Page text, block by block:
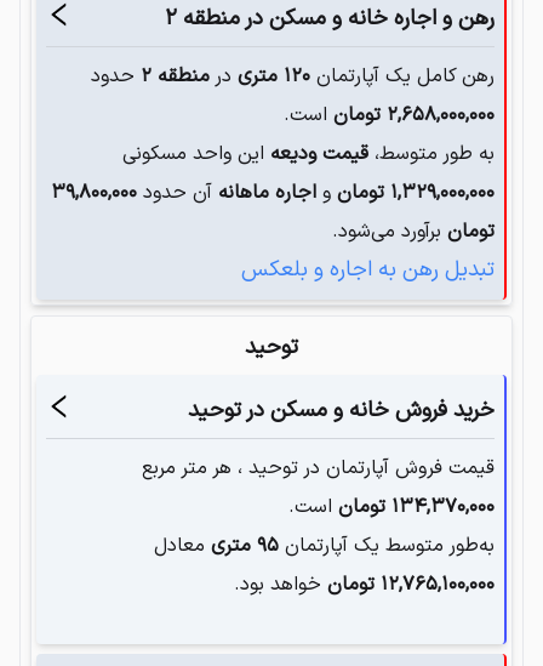
رهن و اجاره خانه و مسکن درمنطقه ۲
رهن کامل یک آپارتمان ۱۲۰ متری در منطقه ۲
حدود
۲,۶۵۸,۰۰۰,۰۰۰ تومان است.
به طور متوسط، قیمت ودیعه این واحد مسکونی
۱,۳۲۹,۰۰۰,۰۰۰ تومان و اجاره ماهانه آن حدود ۳۹,۸۰۰,۰۰۰
تومان برآورد می‌شود.
تبدیل رهن به اجاره و بلعکس
توحید
خرید فروش خانه و مسکن درتوحید
قیمت فروش آپارتمان در توحید ، هر متر مربع
۱۳۴,۳۷۰,۰۰۰ تومان است.
به‌طور متوسط یک آپارتمان‌ ۹۵ متری معادل
۱۲,۷۶۵,۱۰۰,۰۰۰ تومان خواهد بود.